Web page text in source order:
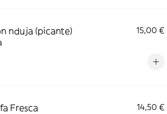
nduja (picante)
15,00 €
Fresca
14,50 €